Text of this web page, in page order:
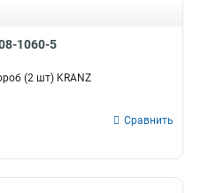
1060-5
(2 шт) KRANZ
Сравнить